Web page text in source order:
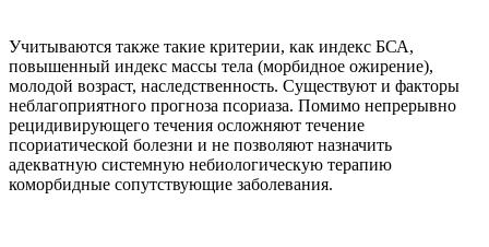
Учитываются также такие критерии, как индекс БСА,
повышенный индекс массы тела (морбидное ожирение),
молодой возраст, наследственность. Существуют и факторы
неблагоприятного прогноза псориаза. Помимо непрерывно
рецидивирующего течения осложняют течение
псориатической болезни и не позволяют назначить
адекватную системную небиологическую терапию
коморбидные сопутствующие заболевания.